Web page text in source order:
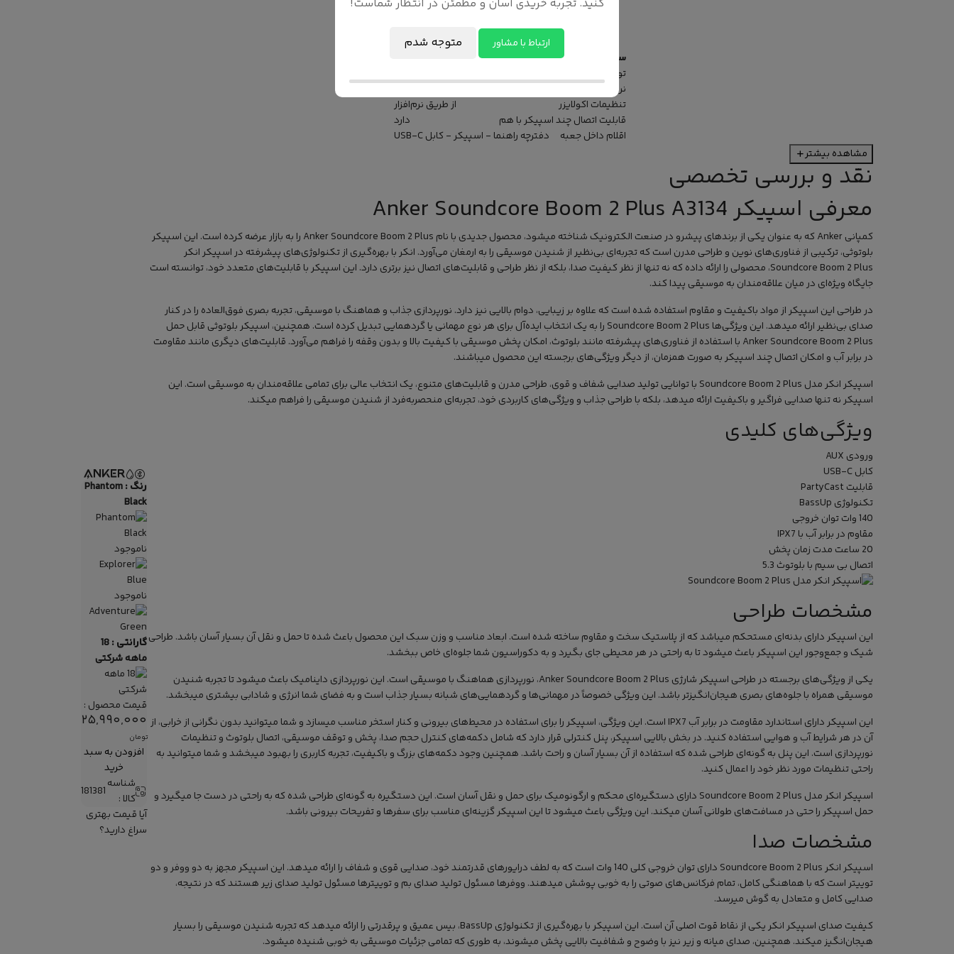
ظرفیت باتری13,400 میلی‌آمپر
مدت زمان پخش
20 ساعت
مدت زمان شارژ
سایر مشخصات
توان خروجی
نرم‌افزار اختصاصی
تنظیمات اکولایزر
از طریق نرم‌افزار
قابلیت اتصال چند اسپیکر با هم
دارد
اقلام داخل جعبه
دفترچه راهنما - اسپیکر - کابل USB-C
مشاهده بیشتر
نقد و بررسی تخصصی
معرفی اسپیکر Anker Soundcore Boom 2 Plus A3134
کمپانیAnker
که به عنوان یکی از برندهای پیشرو در صنعت الکترونیک شناخته میشود، محصول جدیدی با نام Anker Soundcore Boom 2 Plus را به بازار عرضه کرده است. این اسپیکر
بلوتوثی، ترکیبی از فناوری‌های نوین و طراحی مدرن است که تجربه‌ای بی‌نظیر از شنیدن موسیقی را به ارمغان می‌آورد. انکر با بهره‌گیری از تکنولوژی‌های پیشرفته در اسپیکر انکر
Soundcore Boom 2 Plus، محصولی را ارائه داده که نه تنها از نظر کیفیت صدا، بلکه از نظر طراحی و قابلیت‌های اتصال نیز برتری دارد. این اسپیکر با قابلیت‌های متعدد خود، توانسته است
جایگاه ویژه‌ای در میان علاقه‌مندان به موسیقی پیدا کند.
در طراحی این اسپیکراز مواد باکیفیت و مقاوم استفاده شده است که علاوه بر زیبایی، دوام بالایی نیز دارد. نورپردازی جذاب و هماهنگ با موسیقی، تجربه بصری فوق‌العاده را در کنار
صدای بی‌نظیر ارائه میدهد. این ویژگی‌ها Soundcore Boom 2 Plus را به یک انتخاب ایده‌آل برای هر نوع مهمانی یا گردهمایی تبدیل کرده است. همچنین،
اسپیکر بلوتوثی قابل حمل
Anker Soundcore Boom 2 Plus با استفاده از فناوری‌های پیشرفته مانند بلوتوث، امکان پخش موسیقی با کیفیت بالا و بدون وقفه را فراهم می‌آورد. قابلیت‌های دیگری مانند مقاومت
در برابر آب و امکان اتصال چند اسپیکر به صورت همزمان، از دیگر ویژگی‌های برجسته این محصول میباشند.
اسپیکر انکر مدل Soundcore Boom 2 Plus با توانایی تولید صدایی شفاف و قوی، طراحی مدرن و قابلیت‌های متنوع، یک انتخاب عالی برای تمامی علاقه‌مندان به موسیقی است. این
اسپیکر نه تنها صدایی فراگیر و باکیفیت ارائه میدهد، بلکه با طراحی جذاب و ویژگی‌های کاربردی خود، تجربه‌ای منحصربه‌فرد از شنیدن موسیقی را فراهم میکند.
ویژگی‌های کلیدی
ورودی AUX
کابل USB-C
قابلیت PartyCast
تکنولوژی BassUp
140 وات توان خروجی
مقاوم در برابر آب با IPX7
20 ساعت مدت زمان پخش
اتصال بی سیم با بلوتوث 5.3
مشخصات طراحی
این اسپیکر دارای بدنه‌ای مستحکم میباشد که از پلاستیک سخت و مقاوم ساخته شده است. ابعاد مناسب و وزن سبک این محصول باعث شده تا حمل و نقل آن بسیار آسان باشد. طراحی
شیک و جمع‌وجور این اسپیکر باعث میشود تا به راحتی در هر محیطی جای بگیرد و به دکوراسیون شما جلوه‌ای خاص ببخشد.
یکی از ویژگی‌های برجسته در طراحی اسپیکر شارژی
Anker Soundcore Boom 2 Plus، نورپردازی هماهنگ با موسیقی است. این نورپردازی داینامیک باعث میشود تا تجربه شنیدن
موسیقی همراه با جلوه‌های بصری هیجان‌انگیزتر باشد. این ویژگی خصوصاً در مهمانی‌ها و گردهمایی‌های شبانه بسیار جذاب است و به فضای شما انرژی و شادابی بیشتری میبخشد.
این اسپیکر دارای استاندارد مقاومت در برابر آب IPX7 است. این ویژگی، اسپیکر را برای استفاده در محیط‌های بیرونی و کنار استخر مناسب میسازد و شما میتوانید بدون نگرانی از خرابی، از
آن در هر شرایط آب و هوایی استفاده کنید. در بخش بالایی اسپیکر، پنل کنترلی قرار دارد که شامل دکمه‌های کنترل حجم صدا، پخش و توقف موسیقی، اتصال بلوتوث و تنظیمات
نورپردازی است. این پنل به گونه‌ای طراحی شده که استفاده از آن بسیار آسان و راحت باشد. همچنین وجود دکمه‌های بزرگ و باکیفیت، تجربه کاربری را بهبود میبخشد و شما میتوانید به
راحتی تنظیمات مورد نظر خود را اعمال کنید.
اسپیکر انکر مدل Soundcore Boom 2 Plus دارای دستگیره‌ای محکم و ارگونومیک برای حمل و نقل آسان است. این دستگیره به گونه‌ای طراحی شده که به راحتی در دست جا میگیرد و
حمل اسپیکر را حتی در مسافت‌های طولانی آسان میکند. این ویژگی باعث میشود تا این اسپیکر گزینه‌ای مناسب برای سفرها و تفریحات بیرونی باشد.
مشخصات صدا
اسپیکر انکر Soundcore Boom 2 Plus دارای توان خروجی کلی 140 وات است که به لطف درایورهای قدرتمند خود، صدایی قوی و شفاف را ارائه میدهد. این اسپیکر مجهز به دو ووفر و دو
توییتر است که با هماهنگی کامل، تمام فرکانس‌های صوتی را به خوبی پوشش میدهند. ووفرها مسئول تولید صدای بم و توییترها مسئول تولید صدای زیر هستند که در نتیجه،
صدایی کامل و متعادل به گوش میرسد.
کیفیت صدای اسپیکر انکر یکی از نقاط قوت اصلی آن است. این اسپیکر با بهره‌گیری از تکنولوژی BassUp، بیس عمیق و پرقدرتی را ارائه میدهد که تجربه شنیدن موسیقی را بسیار
هیجان‌انگیز میکند. همچنین، صدای میانه و زیر نیز با وضوح و شفافیت بالایی پخش میشوند، به طوری که تمامی جزئیات موسیقی به خوبی شنیده میشود.
رنگ :Phantom
Black
ناموجود
ناموجود
گارانتی :18
ماهه شرکتی
قیمت محصول :
25,990,000
تومان
افزودن به سبد
خرید
شناسه
کالا :
181381
آیا قیمت بهتری
سراغ دارید؟
کنید. تجربه خریدی آسان و مطمئن در انتظار شماست!
ارتباط با مشاور متوجه شدم